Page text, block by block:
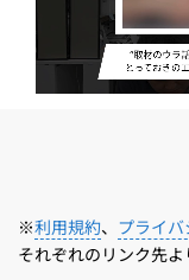
※利用規約、 プライ
それぞれのリンク先よ